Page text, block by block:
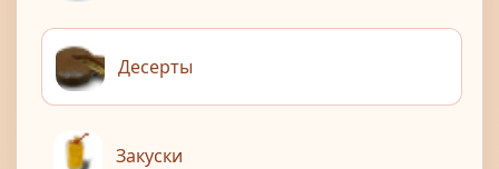
Десерты
Закуски